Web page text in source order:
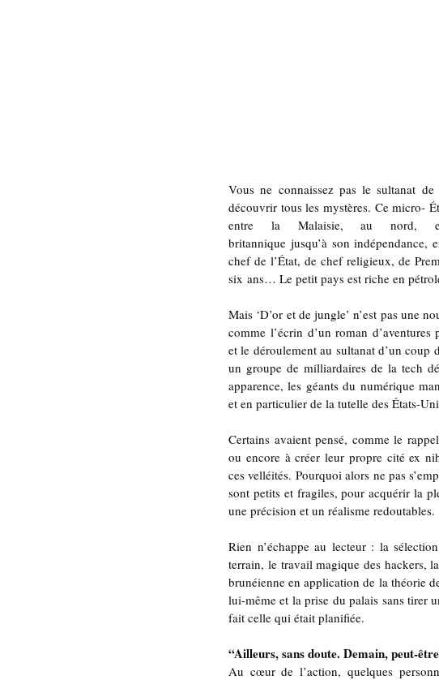
Vous ne connaissez pas le sultanat
découvrir tous les mystères. Ce micro-
entre la Malaisie, au nord,
britannique jusqu’à son
chef de l’État, de chef religieux, de
six ans… Le petit pays est riche en
Mais ‘D’or et de jungle’ n’est pas une
comme l’écrin d’un roman
et le déroulement au sultanat d’un coup
un groupe de milliardaires de la tech
apparence, les géants du numérique
et en particulier de la tutelle des États-
Certains avaient pensé, comme le
ou encore à créer leur propre cité ex
ces velléités. Pourquoi alors ne pas
sont petits et fragiles, pour acquérir la
une précision et un réalisme redoutables.
Rien n’échappe au lecteur : la
terrain, le travail magique des hackers,
brunéienne en application de la théorie
lui-même et la prise du palais sans tirer
fait celle qui était planifiée.
“Ailleurs, sans doute. Demain, peut-
Au cœur de l’action, quelques